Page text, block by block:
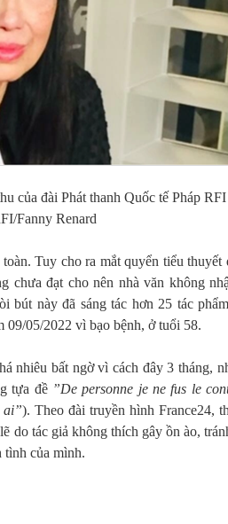
của đài Phát thanh Quốc tế Pháp
Fanny Renard
Tuy cho ra mắt quyển tiểu thuyết
chưa đạt cho nên nhà văn không
bút này đã sáng tác hơn 25 tác
09/05/2022 vì bạo bệnh, ở tuổi 58.
nhiêu bất ngờ vì cách đây 3 tháng,
tựa đề ”De personne je ne fus le
ai”). Theo đài truyền hình France24,
do tác giả không thích gây ồn ào,
tình của mình.